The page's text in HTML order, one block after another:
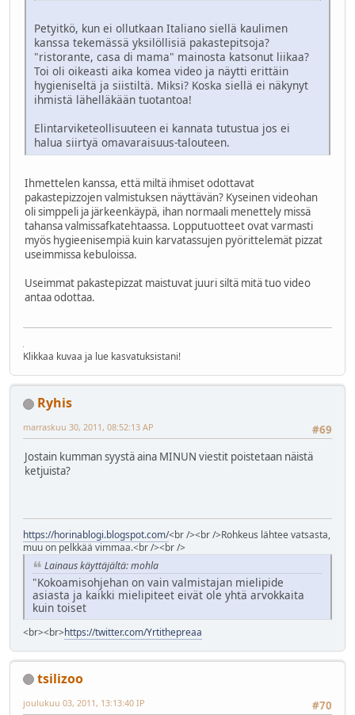
Petyitkö, kun ei ollutkaan Italiano siellä kaulimen
kanssa tekemässä yksilöllisiä pakastepitsoja?
"ristorante, casa di mama" mainosta katsonut liikaa?
Toi oli oikeasti aika komea video ja näytti erittäin
hygieniseltä ja siistiltä. Miksi? Koska siellä ei näkynyt
ihmistä lähelläkään tuotantoa!
Elintarviketeollisuuteen ei kannata tutustua jos ei
halua siirtyä omavaraisuus-talouteen.
Ihmettelen kanssa, että miltä ihmiset odottavat
pakastepizzojen valmistuksen näyttävän? Kyseinen videohan
oli simppeli ja järkeenkäypä, ihan normaali menettely missä
tahansa valmissafkatehtaassa. Lopputuotteet ovat varmasti
myös hygieenisempiä kuin karvatassujen pyörittelemät pizzat
useimmissa kebuloissa.
Useimmat pakastepizzat maistuvat juuri siltä mitä tuo video
antaa odottaa.
Klikkaa kuvaa ja lue kasvatuksistani!
Ryhis
#69
marraskuu 30, 2011, 08:52:13 AP
Jostain kumman syystä aina MINUN viestit poistetaan näistä
ketjuista?
https://horinablogi.blogspot.com/<br /><br />Rohkeus lähtee vatsasta,
muu on pelkkää vimmaa.<br /><br />
Lainaus käyttäjältä: mohla
"Kokoamisohjehan on vain valmistajan mielipide
asiasta ja kaikki mielipiteet eivät ole yhtä arvokkaita
kuin toiset
<br><br>https://twitter.com/Yrtithepreaa
tsilizoo
#70
joulukuu 03, 2011, 13:13:40 IP